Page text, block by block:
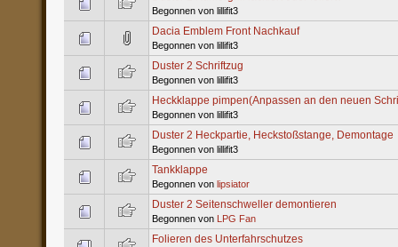
Begonnen von lillifit3
Dacia Emblem Front Nachkauf
Begonnen von lillifit3
Duster 2 Schriftzug
Begonnen von lillifit3
Heckklappe pimpen(Anpassen an den neuen
Begonnen von lillifit3
Duster 2 Heckpartie, Heckstoßstange, Demontage
Begonnen von lillifit3
Tankklappe
Begonnen von lipsiator
Duster 2 Seitenschweller demontieren
Begonnen von LPG Fan
Folieren des Unterfahrschutzes